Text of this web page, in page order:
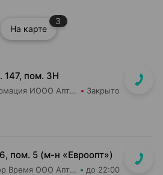
На карте
3
147, пом. 3Н
Планета Здоровья АБФармация ИООО Аптека №8 Закрыто
пом. 5 (м-н «Евроопт»)
Планета Здоровья Доктор Время ООО Аптека №51 до 22:00